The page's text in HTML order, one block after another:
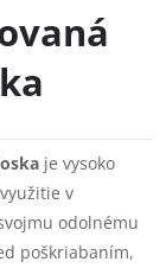
je vysoko
v
odolnému
poškriabaním,